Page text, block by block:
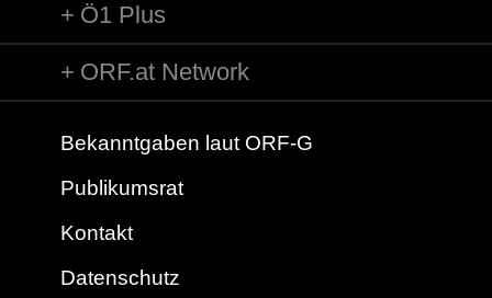
Ö1 Plus
ORF.at Network
Bekanntgaben laut ORF-G
Publikumsrat
Kontakt
Datenschutz